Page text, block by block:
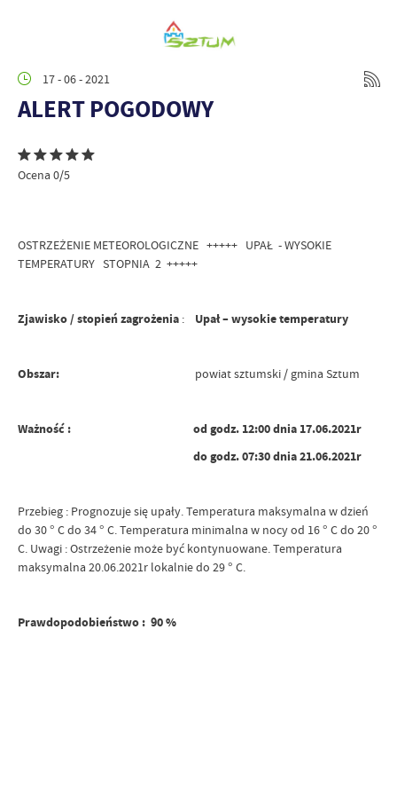
17 - 06 - 2021
ALERT POGODOWY
Ocena 0/5
OSTRZEŻENIE METEOROLOGICZNE +++++ UPAŁ - WYSOKIE
TEMPERATURY STOPNIA 2 +++++
Zjawisko / stopień zagrożenia : Upał – wysokie temperatury
Obszar: powiat sztumski / gmina Sztum
Ważność :
od godz. 12:00 dnia 17.06.2021r
do godz. 07:30 dnia 21.06.2021r
Przebieg : Prognozuje się upały. Temperatura maksymalna w dzień
do 30 ° C do 34 ° C. Temperatura minimalna w nocy od 16 ° C do 20 °
C. Uwagi : Ostrzeżenie może być kontynuowane. Temperatura
maksymalna 20.06.2021r lokalnie do 29 ° C.
Prawdopodobieństwo : 90 %